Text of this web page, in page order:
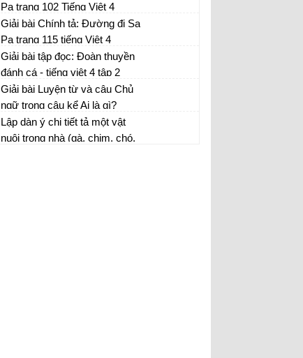
Pa trang 102 Tiếng Việt 4
Giải bài Chính tả: Đường đi Sa
Pa trang 115 tiếng Việt 4
Giải bài tập đọc: Đoàn thuyền
đánh cá - tiếng việt 4 tập 2
trang 59
Giải bài Luyện từ và câu Chủ
ngữ trong câu kể Ai là gì?
Lập dàn ý chi tiết tả một vật
nuôi trong nhà (gà, chim, chó,